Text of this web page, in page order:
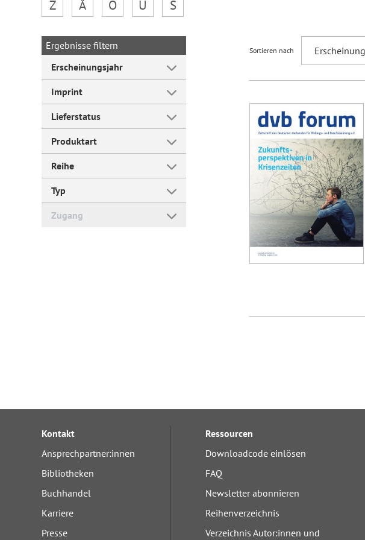
Forum Arbeitslehre
Z
Å Ö Ü Š
Ergebnisse filtern
Erscheinungsjahr
Imprint
Lieferstatus
Produktart
Reihe
Typ
Zugang
Sortieren nach
Kontakt
Ansprechpartner:innen
Bibliotheken
Buchhandel
Karriere
Presse
Ressourcen
Downloadcode einlösen
FAQ
Newsletter abonnieren
Reihenverzeichnis
Verzeichnis Autor:innen und